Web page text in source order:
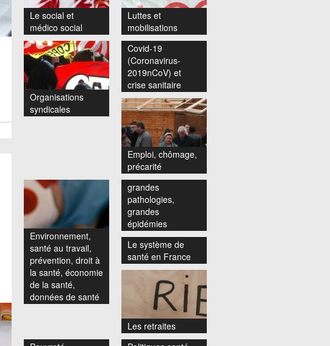
Le social et
médico social
Luttes et
mobilisations
Organisations
syndicales
Covid-19
(Coronavirus-
2019nCoV) et
crise sanitaire
Emploi, chômage,
précarité
Environnement,
santé au travail,
prévention, droit à
la santé, économie
de la santé,
données de santé
grandes
pathologies,
grandes
épidémies
Le système de
santé en France
Les retraites